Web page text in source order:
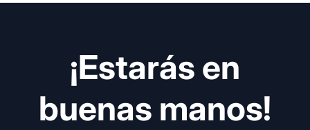
¡Estarás en
buenas manos!